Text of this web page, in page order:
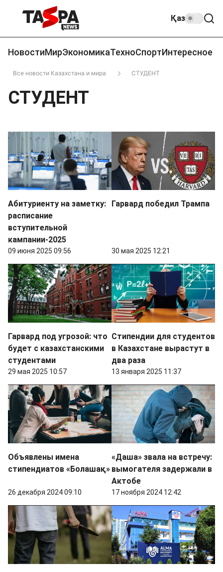
Қаз
НовостиМирЭкономикаТехноСпортИнтересное
Все новости Казахстана и мира СТУДЕНТ
СТУДЕНТ
Абитуриенту на заметку:
расписание
вступительной
кампании-2025
09 июня 2025 09:56
Гарвард победил Трампа
30 мая 2025 12:21
Гарвард под угрозой: что
будет с казахстанскими
студентами
29 мая 2025 10:57
Стипендии для студентов
в Казахстане вырастут в
два раза
13 января 2025 11:37
Объявлены имена
стипендиатов «Болашақ»
26 декабря 2024 09:10
«Даша» звала на встречу:
вымогателя задержали в
Актобе
17 ноября 2024 12:42